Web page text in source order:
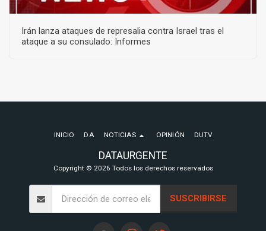
Irán lanza ataques de represalia contra Israel tras el
ataque a su consulado: Informes
DATAURGENTE
Copyright © 2026 Todos los derechos reservados
INICIO DA NOTICIAS OPINIÓN DUTV
SUSCRIBIRSE